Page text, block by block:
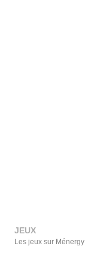
JEUX
Les jeux sur Ménergy